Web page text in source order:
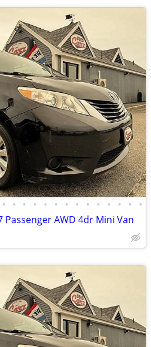
• • • • • • • • • • • • • •
Passenger AWD 4dr Mini Van